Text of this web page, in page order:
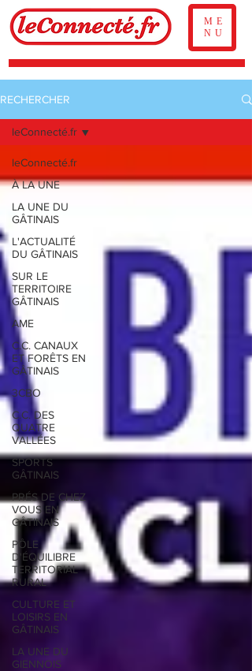
ME
NU
RECHERCHER
leConnecté.fr
À LA UNE
LA UNE DU
GÂTINAIS
L'ACTUALITÉ
DU GÂTINAIS
SUR LE
TERRITOIRE
GÂTINAIS
AME
C.C. CANAUX
ET FORÊTS EN
GÂTINAIS
3CBO
C.C. DES
QUATRE
VALLÉES
SPORTS
GÂTINAIS
PRÉS DE CHEZ
VOUS EN
GÂTINAIS
PÔLE
D'ÉQUILIBRE
TERRITORIAL
RURAL
CULTURE ET
LOISIRS EN
GÂTINAIS
LA UNE DU
GIENNOIS
leConnecté.fr